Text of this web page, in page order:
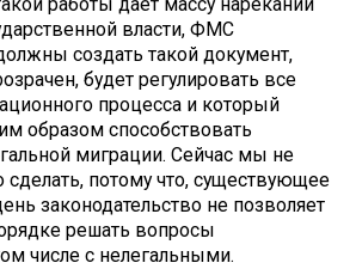
работы дает массу нареканий
власти, ФМС
создать такой документ,
будет регулировать все
процесса и который
образом способствовать
миграции. Сейчас мы не
сделать, потому что, существующее
законодательство не позволяет
решать вопросы
числе с нелегальными.